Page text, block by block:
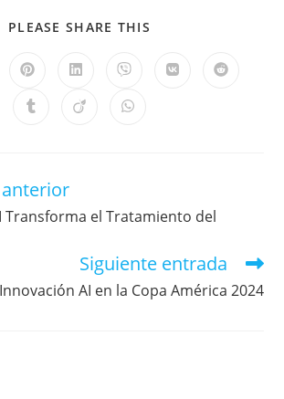
PLEASE SHARE THIS
Transforma el Tratamiento del
Siguiente entrada
Innovación AI en la Copa América 2024